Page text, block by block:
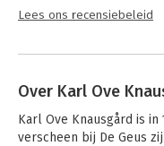
Lees ons recensiebeleid
Over Karl Ove
Karl Ove Knausgård is in
verscheen bij De Geus